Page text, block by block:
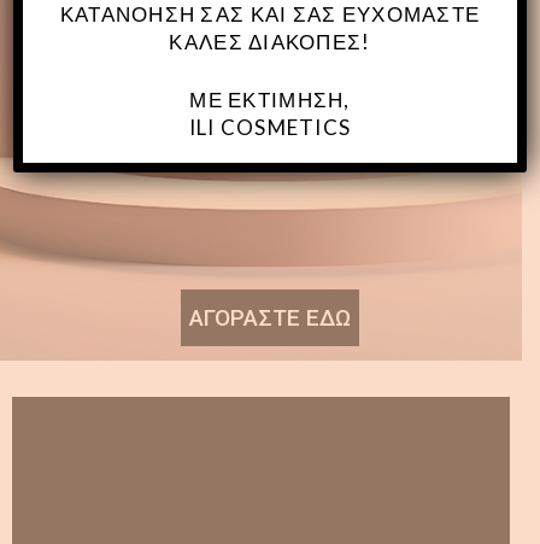
ΑΓΟΡΑΣΤΕ ΕΔΩ
ΚΑΤΑΝΌΗΣΉ ΣΑΣ ΚΑΙ ΣΑΣ ΕΥΧΌΜΑΣΤΕ
ΚΑΛΈΣ ΔΙΑΚΟΠΈΣ!
ΜΕ ΕΚΤΊΜΗΣΗ,
ILI COSMETICS